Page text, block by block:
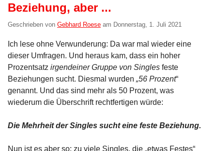
Beziehung, aber ...
Geschrieben von Gebhard Roese am Donnerstag, 1. Juli 2021
Ich lese ohne Verwunderung: Da war mal wieder eine
dieser Umfragen. Und heraus kam, dass ein hoher
Prozentsatz irgendeiner Gruppe von Singles feste
Beziehungen sucht. Diesmal wurden „56 Prozent“
genannt. Und das sind mehr als 50 Prozent, was
wiederum die Überschrift rechtfertigen würde:
Die Mehrheit der Singles sucht eine feste Beziehung.
Nun ist es aber so: zu viele Singles, die „etwas Festes“